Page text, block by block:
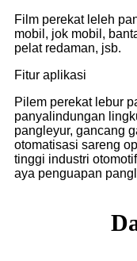
Film perekat leleh
mobil, jok mobil,
pelat redaman, jsb.
Fitur aplikasi
Pilem perekat lebur
panyalindungan
pangleyur, gancang
otomatisasi sareng
tinggi industri
aya penguapan